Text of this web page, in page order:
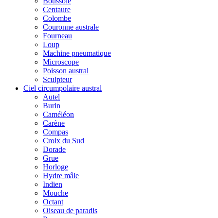
Centaure
Colombe
Couronne australe
Fourneau
Loup
Machine pneumatique
Microscope
Poisson austral
Sculpteur
Ciel circumpolaire austral
Autel
Burin
Caméléon
Carène
Compas
Croix du Sud
Dorade
Grue
Horloge
Hydre mâle
Indien
Mouche
Octant
Oiseau de paradis